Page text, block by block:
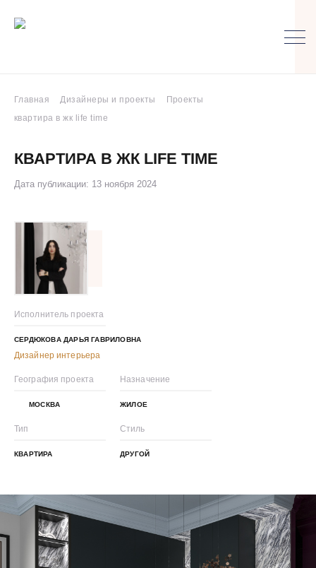
Главная Дизайнеры и проекты
Проекты
квартира в жк life time
КВАРТИРА В ЖК LIFE TIME
Дата публикации: 13 ноября 2024
Исполнитель проекта
СЕРДЮКОВА ДАРЬЯ ГАВРИЛОВНА
Дизайнер интерьера
География проекта
МОСКВА
Назначение
ЖИЛОЕ
Тип
КВАРТИРА
Стиль
ДРУГОЙ